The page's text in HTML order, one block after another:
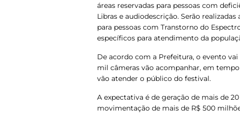
áreas reservadas para pessoas com
Libras e audiodescrição. Serão
para pessoas com Transtorno do
específicos para atendimento da
De acordo com a Prefeitura, o evento
mil câmeras vão acompanhar, em
vão atender o público do festival.
A expectativa é de geração de mais de
movimentação de mais de R$ 500